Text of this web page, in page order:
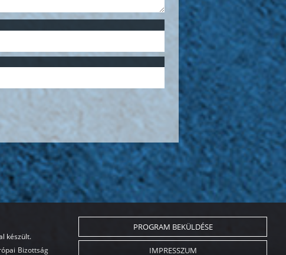
készült.
Bizottság
PROGRAM BEKÜLDÉSE
IMPRESSZUM